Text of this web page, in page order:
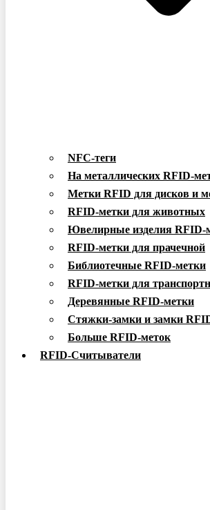
NFC-теги
На металлических RFID-
Метки RFID для дисков и
RFID-метки для животных
Ювелирные изделия RFID-
RFID-метки для прачечной
Библиотечные RFID-метки
RFID-метки для
Деревянные RFID-метки
Стяжки-замки и замки
Больше RFID-меток
RFID-Считыватели